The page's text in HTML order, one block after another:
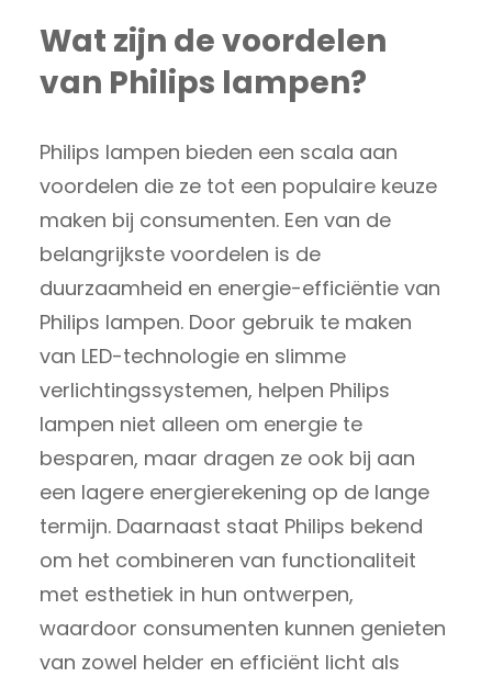
Wat zijn de voordelen
van Philips lampen?
Philips lampen bieden een scala aan
voordelen die ze tot een populaire keuze
maken bij consumenten. Een van de
belangrijkste voordelen is de
duurzaamheid en energie-efficiëntie van
Philips lampen. Door gebruik te maken
van LED-technologie en slimme
verlichtingssystemen, helpen Philips
lampen niet alleen om energie te
besparen, maar dragen ze ook bij aan
een lagere energierekening op de lange
termijn. Daarnaast staat Philips bekend
om het combineren van functionaliteit
met esthetiek in hun ontwerpen,
waardoor consumenten kunnen genieten
van zowel helder en efficiënt licht als